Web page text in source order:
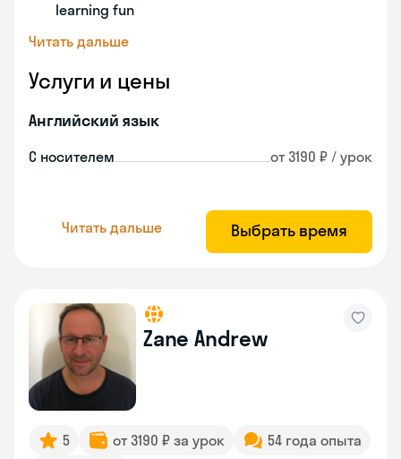
learning fun
Читать дальше
Услуги и цены
Английский язык
С носителем от 3190 ₽ / урок
Читать дальше Выбрать время
Zane Andrew
5 от 3190 ₽ за урок
54 года опыта